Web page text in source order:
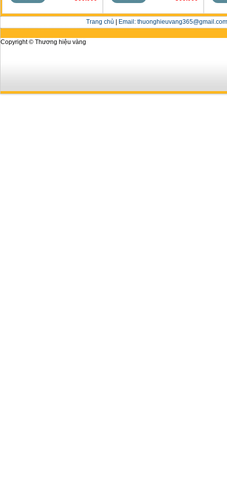
Trang chủ Email:
Copyright © Thương hiệu vàng